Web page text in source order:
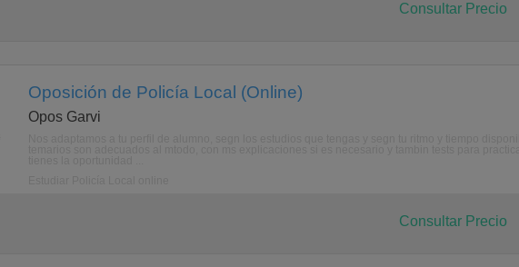
Consultar Precio
Oposición de Policía Local (Online)
Opos Garvi
Consultar Precio